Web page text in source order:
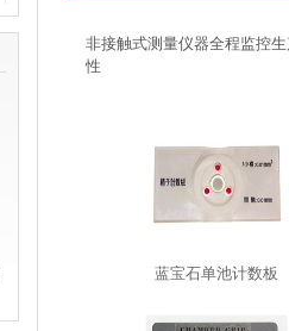
非接触式测量仪器全程监控
性
蓝宝石单池计数板